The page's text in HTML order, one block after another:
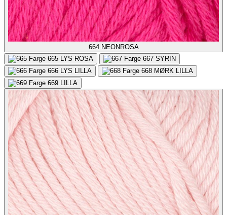
664 NEONROSA
665 LYS ROSA 667 SYRIN
666 LYS LILLA 668 MØRK LILLA
669 LILLA